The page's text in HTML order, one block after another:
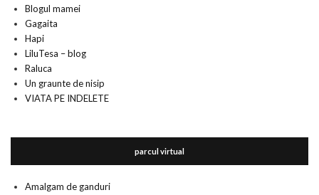
Blogul mamei
Gagaita
Hapi
LiluTesa – blog
Raluca
Un graunte de nisip
VIATA PE INDELETE
parcul virtual
Amalgam de ganduri